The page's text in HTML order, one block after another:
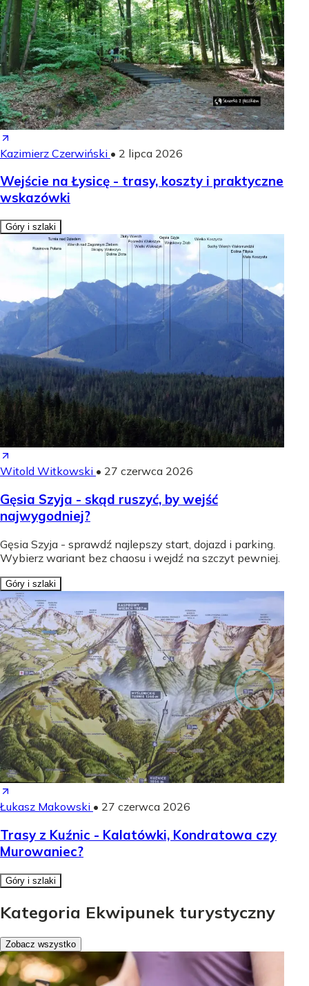
Kazimierz Czerwiński • 2 lipca 2026
Wejście na Łysicę - trasy, koszty i praktyczne
wskazówki
Góry i szlaki
Witold Witkowski • 27 czerwca 2026
Gęsia Szyja - skąd ruszyć, by wejść
najwygodniej?
Gęsia Szyja - sprawdź najlepszy start, dojazd i parking.
Wybierz wariant bez chaosu i wejdź na szczyt pewniej.
Góry i szlaki
Łukasz Makowski • 27 czerwca 2026
Trasy z Kuźnic - Kalatówki, Kondratowa czy
Murowaniec?
Góry i szlaki
Kategoria Ekwipunek turystyczny
Zobacz wszystko